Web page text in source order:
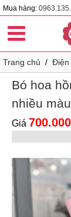
Mua hàng:
Trang chủ / Điện
Bó hoa
nhiều
Giá